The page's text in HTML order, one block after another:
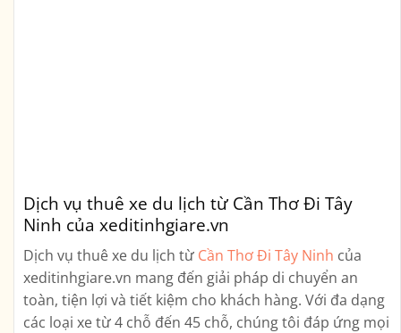
Dịch vụ thuê xe du lịch từ Cần Thơ Đi Tây
Ninh của xeditinhgiare.vn
Dịch vụ thuê xe du lịch từ Cần Thơ Đi Tây Ninh của
xeditinhgiare.vn mang đến giải pháp di chuyển an
toàn, tiện lợi và tiết kiệm cho khách hàng. Với đa dạng
các loại xe từ 4 chỗ đến 45 chỗ, chúng tôi đáp ứng mọi